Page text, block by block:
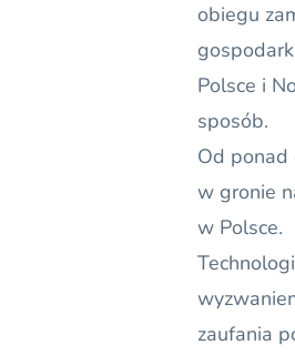
obiegu
Polsce i
sposób.
Od ponad
w gronie
w Polsce.
zaufania